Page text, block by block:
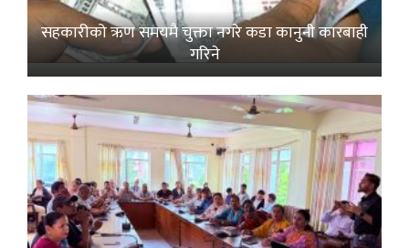
सहकारीको ऋण समयमै चुक्ता नगरे कडा कानुनी कारबाही
गरिने